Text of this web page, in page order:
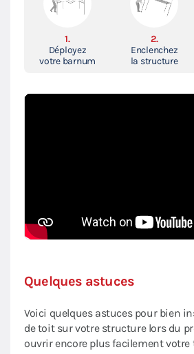
1.
Déployez
votre barnum
2.
Enclenchez
la structure
Quelques astuces
Voici quelques astuces pour bien
de toit sur votre structure lors du
ouvrir encore plus facilement votre